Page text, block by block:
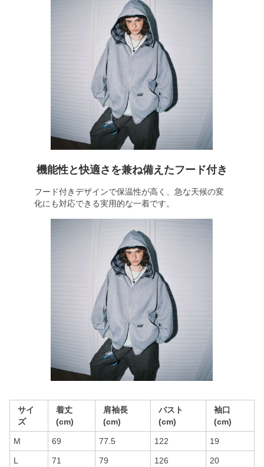
機能性と快適さを兼ね備えたフード付き
フード付きデザインで保温性が高く、急な天候の変
化にも対応できる実用的な一着です。
サイ
ズ
着丈
(cm)
肩袖長
(cm)
バスト
(cm)
袖口
(cm)
M 69 77.5 122 19
L 71 79 126 20